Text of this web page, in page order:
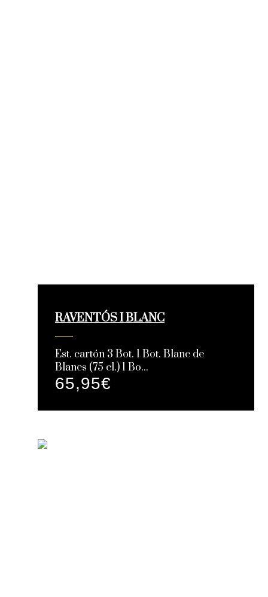
RAVENTÓS I BLANC
Est. cartón 3 Bot. 1 Bot. Blanc de
Blancs (75 cl.) 1 Bo...
65,95€